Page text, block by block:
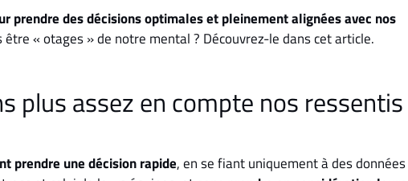
prendre des décisions optimales et pleinement alignées avec nos
être « otages » de notre mental ? Découvrez-le dans cet article.
plus assez en compte nos ressentis
prendre une décision rapide, en se fiant uniquement à des données